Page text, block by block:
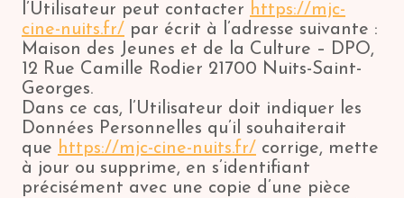
l’Utilisateur peut contacter https://mjc-
cine-nuits.fr/ par écrit à l’adresse suivante :
Maison des Jeunes et de la Culture – DPO,
12 Rue Camille Rodier 21700 Nuits-Saint-
Georges.
Dans ce cas, l’Utilisateur doit indiquer les
Données Personnelles qu’il souhaiterait
que https://mjc-cine-nuits.fr/ corrige, mette
à jour ou supprime, en s’identifiant
précisément avec une copie d’une pièce